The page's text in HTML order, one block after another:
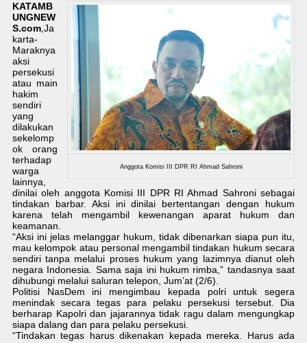
Anggota Komisi III DPR RI Ahmad Sahroni
KATAMB
UNGNEW
S.com,Ja
karta-
Maraknya
aksi
persekusi
atau main
hakim
sendiri
yang
dilakukan
sekelomp
ok orang
terhadap
warga
lainnya,
dinilai oleh anggota Komisi III DPR RI Ahmad Sahroni sebagai
tindakan barbar. Aksi ini dinilai bertentangan dengan hukum
karena telah mengambil kewenangan aparat hukum dan
keamanan.
“Aksi ini jelas melanggar hukum, tidak dibenarkan siapa pun itu,
mau kelompok atau personal mengambil tindakan hukum secara
sendiri tanpa melalui proses hukum yang lazimnya dianut oleh
negara Indonesia. Sama saja ini hukum rimba,” tandasnya saat
dihubungi melalui saluran telepon, Jum’at (2/6).
Politisi NasDem ini mengimbau kepada polri untuk segera
menindak secara tegas para pelaku persekusi tersebut. Dia
berharap Kapolri dan jajarannya tidak ragu dalam mengungkap
siapa dalang dan para pelaku persekusi.
“Tindakan tegas harus dikenakan kepada mereka. Harus ada